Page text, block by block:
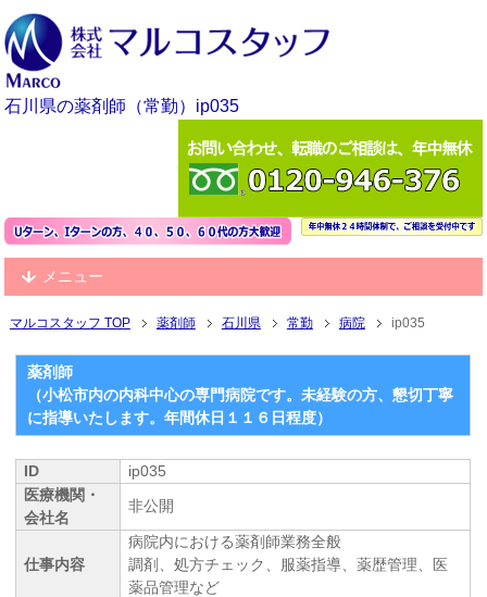
石川県の薬剤師（常勤）ip035
メニュー
マルコスタッフ TOP 薬剤師 石川県 常勤 病院 ip035
薬剤師
（小松市内の内科中心の専門病院です。未経験の方、懇切丁寧
に指導いたします。年間休日１１６日程度）
ID
ip035
医療機関・
会社名
非公開
仕事内容
病院内における薬剤師業務全般
調剤、処方チェック、服薬指導、薬歴管理、医
薬品管理など